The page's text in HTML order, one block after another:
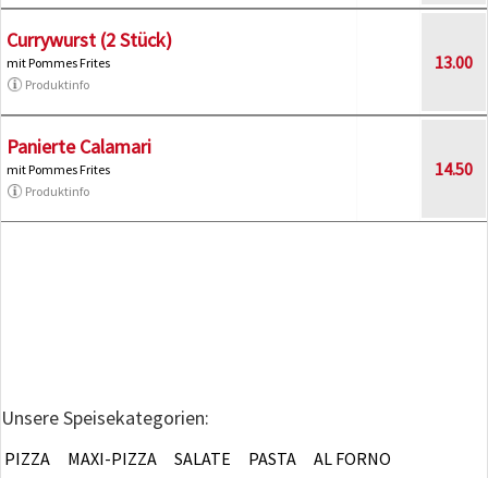
Currywurst (2 Stück)
mit Pommes Frites
Produktinfo
13.00
Panierte Calamari
mit Pommes Frites
Produktinfo
14.50
Unsere Speisekategorien:
PIZZA MAXI-PIZZA SALATE PASTA
AL FORNO